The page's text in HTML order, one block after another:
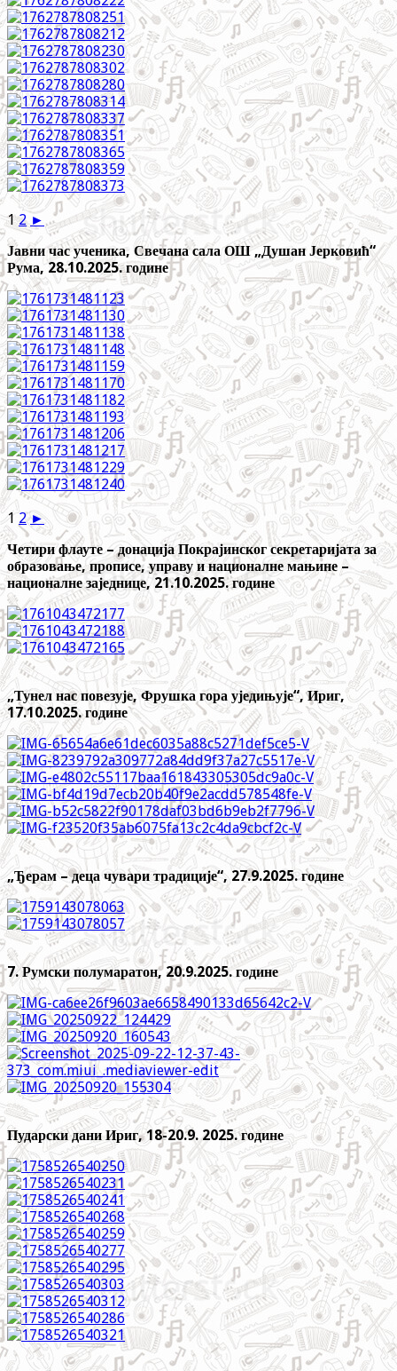
1 2 ►
Јавни час ученика, Свечана сала ОШ „Душан Јерковић“
Рума, 28.10.2025. године
1 2 ►
Четири флауте – донација Покрајинског секретаријата за
образовање, прописе, управу и националне мањине –
националне заједнице, 21.10.2025. године
„Тунел нас повезује, Фрушка гора уједињује“, Ириг,
17.10.2025. године
„Ђерам – деца чувари традиције“, 27.9.2025. године
7. Румски полумаратон, 20.9.2025. године
Пударски дани Ириг, 18-20.9. 2025. године